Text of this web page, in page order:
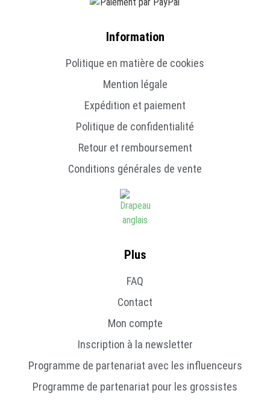
Information
Politique en matière de cookies
Mention légale
Expédition et paiement
Politique de confidentialité
Retour et remboursement
Conditions générales de vente
Plus
FAQ
Contact
Mon compte
Inscription à la newsletter
Programme de partenariat avec les influenceurs
Programme de partenariat pour les grossistes